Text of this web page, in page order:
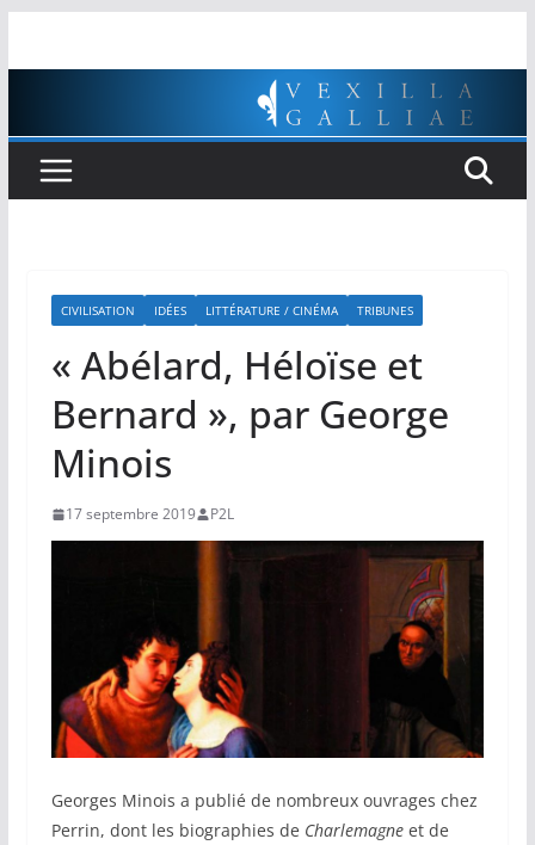
CIVILISATION IDÉES LITTÉRATURE / CINÉMA TRIBUNES
« Abélard, Héloïse et
Bernard », par George
Minois
17 septembre 2019 P2L
Georges Minois a publié de nombreux ouvrages chez
Perrin, dont les biographies de Charlemagneet de